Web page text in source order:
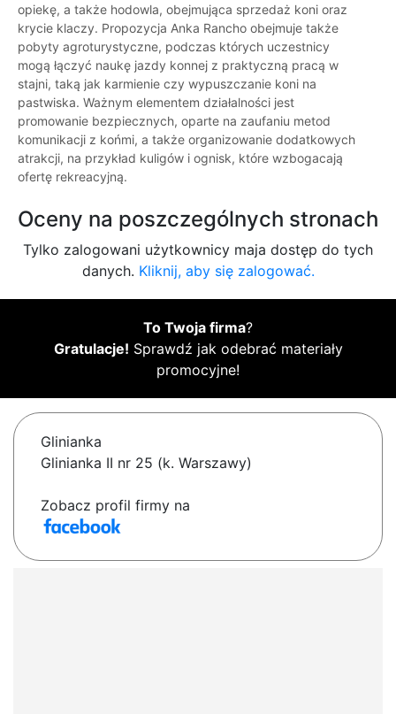
opiekę, a także hodowla, obejmująca sprzedaż koni oraz
krycie klaczy. Propozycja Anka Rancho obejmuje także
pobyty agroturystyczne, podczas których uczestnicy
mogą łączyć naukę jazdy konnej z praktyczną pracą w
stajni, taką jak karmienie czy wypuszczanie koni na
pastwiska. Ważnym elementem działalności jest
promowanie bezpiecznych, oparte na zaufaniu metod
komunikacji z końmi, a także organizowanie dodatkowych
atrakcji, na przykład kuligów i ognisk, które wzbogacają
ofertę rekreacyjną.
Oceny na poszczególnych stronach
Tylko zalogowani użytkownicy maja dostęp do tych
danych. Kliknij, aby się zalogować.
To Twoja firma?
Gratulacje! Sprawdź jak odebrać materiały
promocyjne!
Glinianka
Glinianka II nr 25 (k. Warszawy)
Zobacz profil firmy na